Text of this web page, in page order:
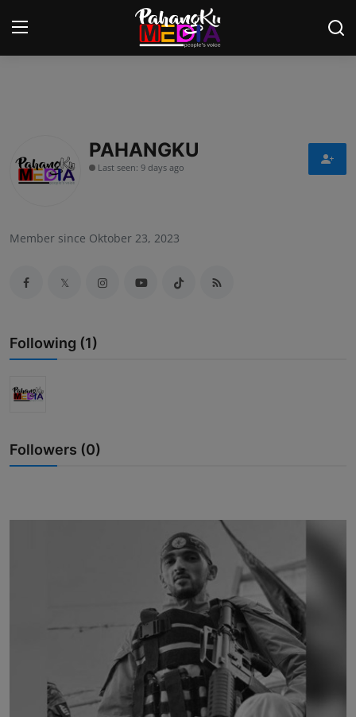
Politik
Ekonomi
Sukan
AOK Tahu Tak!
PAHANGKU
Last seen: 9 days ago
Member since Oktober 23, 2023
Following (1)
Followers (0)